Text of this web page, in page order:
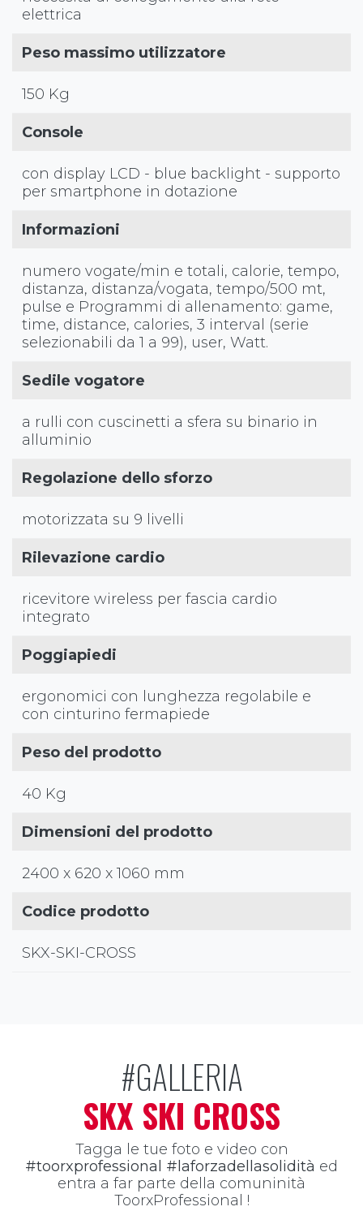
elettrica
Peso massimo utilizzatore
150 Kg
Console
con display LCD - blue backlight - supporto
per smartphone in dotazione
Informazioni
numero vogate/min e totali, calorie, tempo,
distanza, distanza/vogata, tempo/500 mt,
pulse e Programmi di allenamento: game,
time, distance, calories, 3 interval (serie
selezionabili da 1 a 99), user, Watt.
Sedile vogatore
a rulli con cuscinetti a sfera su binario in
alluminio
Regolazione dello sforzo
motorizzata su 9 livelli
Rilevazione cardio
ricevitore wireless per fascia cardio
integrato
Poggiapiedi
ergonomici con lunghezza regolabile e
con cinturino fermapiede
Peso del prodotto
40 Kg
Dimensioni del prodotto
2400 x 620 x 1060 mm
Codice prodotto
SKX-SKI-CROSS
#GALLERIA
SKX SKI CROSS
Tagga le tue foto e video con
#toorxprofessional #laforzadellasolidità ed
entra a far parte della comuninità
ToorxProfessional !